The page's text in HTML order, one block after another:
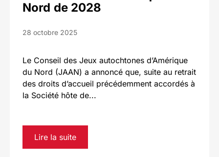
Nord de 2028
28 octobre 2025
Le Conseil des Jeux autochtones d’Amérique
du Nord (JAAN) a annoncé que, suite au retrait
des droits d’accueil précédemment accordés à
la Société hôte de...
Lire la suite